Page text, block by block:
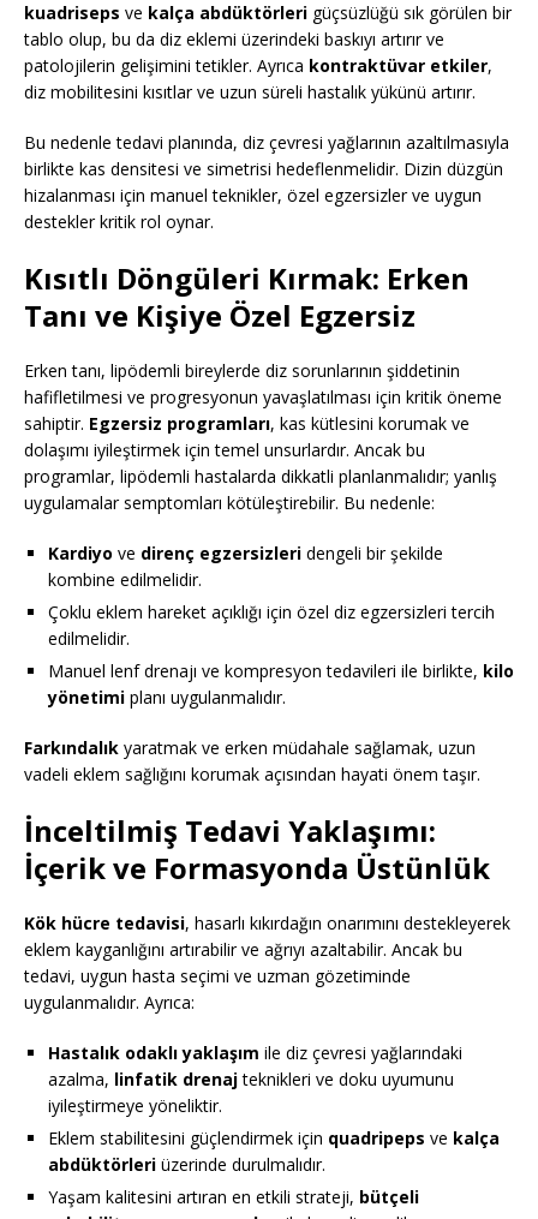
kuadriseps ve kalça abdüktörleri güçsüzlüğü sık görülen bir
tablo olup, bu da diz eklemi üzerindeki baskıyı artırır ve
patolojilerin gelişimini tetikler. Ayrıca kontraktüvar etkiler,
diz mobilitesini kısıtlar ve uzun süreli hastalık yükünü artırır.
Bu nedenle tedavi planında, diz çevresi yağlarının azaltılmasıyla
birlikte kas densitesi ve simetrisi hedeflenmelidir. Dizin düzgün
hizalanması için manuel teknikler, özel egzersizler ve uygun
destekler kritik rol oynar.
Kısıtlı Döngüleri Kırmak: Erken
Tanı ve Kişiye Özel Egzersiz
Erken tanı, lipödemli bireylerde diz sorunlarının şiddetinin
hafifletilmesi ve progresyonun yavaşlatılması için kritik öneme
sahiptir. Egzersiz programları, kas kütlesini korumak ve
dolaşımı iyileştirmek için temel unsurlardır. Ancak bu
programlar, lipödemli hastalarda dikkatli planlanmalıdır; yanlış
uygulamalar semptomları kötüleştirebilir. Bu nedenle:
Kardiyo ve direnç egzersizleri dengeli bir şekilde
kombine edilmelidir.
Çoklu eklem hareket açıklığı için özel diz egzersizleri tercih
edilmelidir.
Manuel lenf drenajı ve kompresyon tedavileri ile birlikte, kilo
yönetimi planı uygulanmalıdır.
Farkındalık yaratmak ve erken müdahale sağlamak, uzun
vadeli eklem sağlığını korumak açısından hayati önem taşır.
İnceltilmiş Tedavi Yaklaşımı:
İçerik ve Formasyonda Üstünlük
Kök hücre tedavisi, hasarlı kıkırdağın onarımını destekleyerek
eklem kayganlığını artırabilir ve ağrıyı azaltabilir. Ancak bu
tedavi, uygun hasta seçimi ve uzman gözetiminde
uygulanmalıdır. Ayrıca:
Hastalık odaklı yaklaşım ile diz çevresi yağlarındaki
azalma, linfatik drenajteknikleri ve doku uyumunu
iyileştirmeye yöneliktir.
Eklem stabilitesini güçlendirmek için quadripeps ve kalça
abdüktörleri üzerinde durulmalıdır.
Yaşam kalitesini artıran en etkili strateji, bütçeli